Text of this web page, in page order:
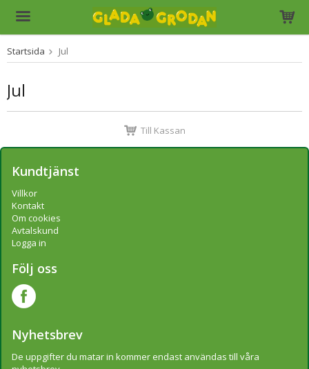
Produkten har blivit tillagd i varukorgen
Startsida Jul
Jul
Till Kassan
Kundtjänst
Villkor
Kontakt
Om cookies
Avtalskund
Logga in
Följ oss
Nyhetsbrev
De uppgifter du matar in kommer endast användas till våra